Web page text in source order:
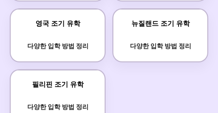
영국 조기 유학
다양한 입학 방법 정리
뉴질랜드 조기 유학
다양한 입학 방법 정리
필리핀 조기 유학
다양한 입학 방법 정리